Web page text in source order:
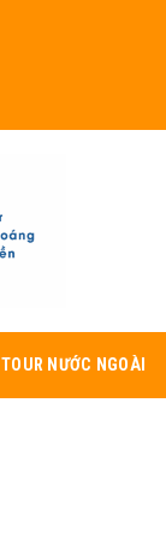
TOUR NƯỚC NGOÀI